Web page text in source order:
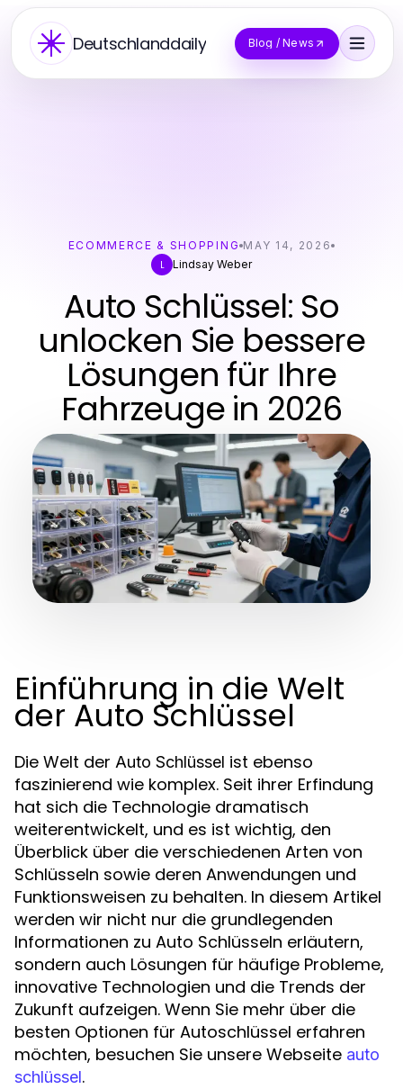
Deutschlanddaily Blog / News
ECOMMERCE & SHOPPING MAY 14, 2026
L
Lindsay Weber
Auto Schlüssel: So
unlocken Sie bessere
Lösungen für Ihre
Fahrzeuge in 2026
Einführung in die Welt
der Auto Schlüssel
Die Welt der Auto Schlüssel ist ebenso
faszinierend wie komplex. Seit ihrer Erfindung
hat sich die Technologie dramatisch
weiterentwickelt, und es ist wichtig, den
Überblick über die verschiedenen Arten von
Schlüsseln sowie deren Anwendungen und
Funktionsweisen zu behalten. In diesem Artikel
werden wir nicht nur die grundlegenden
Informationen zu Auto Schlüsseln erläutern,
sondern auch Lösungen für häufige Probleme,
innovative Technologien und die Trends der
Zukunft aufzeigen. Wenn Sie mehr über die
besten Optionen für Autoschlüssel erfahren
möchten, besuchen Sie unsere Webseite auto
schlüssel.